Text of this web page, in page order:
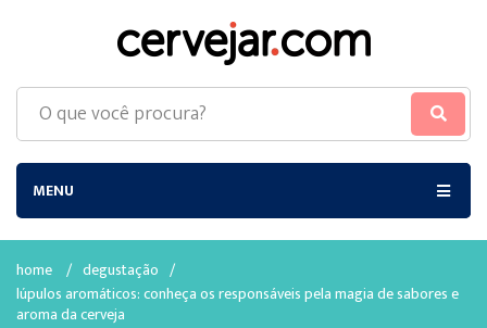
MENU
home / degustação /
lúpulos aromáticos: conheça os responsáveis pela magia de sabores e
aroma da cerveja